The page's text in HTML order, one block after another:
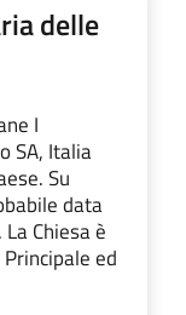
delle
I
SA, Italia
Su
data
Chiesa è
ed